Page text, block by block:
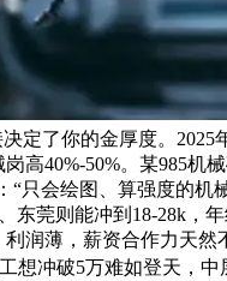
定了你的金厚度。
40%-50%。某985机
只会绘图、算强度的
莞则能冲到18-28k，
润薄，薪资合作力天
冲破5万难如登天，